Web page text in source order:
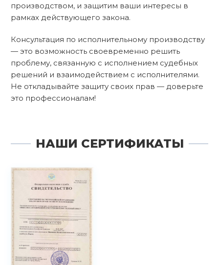
производством, и защитим ваши интересы в
рамках действующего закона.
Консультация по исполнительному производству
— это возможность своевременно решить
проблему, связанную с исполнением судебных
решений и взаимодействием с исполнителями.
Не откладывайте защиту своих прав — доверьте
это профессионалам!
НАШИ СЕРТИФИКАТЫ